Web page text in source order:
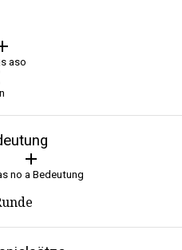
aso
add
no a Bedeutung